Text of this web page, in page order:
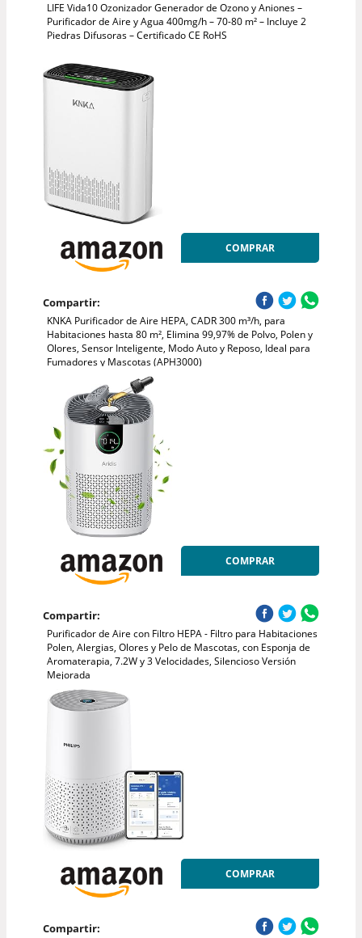
LIFE Vida10 Ozonizador Generador de Ozono y Aniones –
Purificador de Aire y Agua 400mg/h – 70-80 m² – Incluye 2
Piedras Difusoras – Certificado CE RoHS
COMPRAR
Compartir:
KNKA Purificador de Aire HEPA, CADR 300 m³/h, para
Habitaciones hasta 80 m², Elimina 99,97% de Polvo, Polen y
Olores, Sensor Inteligente, Modo Auto y Reposo, Ideal para
Fumadores y Mascotas (APH3000)
COMPRAR
Compartir:
Purificador de Aire con Filtro HEPA - Filtro para Habitaciones
Polen, Alergias, Olores y Pelo de Mascotas, con Esponja de
Aromaterapia, 7.2W y 3 Velocidades, Silencioso Versión
Mejorada
COMPRAR
Compartir: